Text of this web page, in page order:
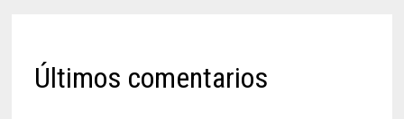
Últimos comentarios